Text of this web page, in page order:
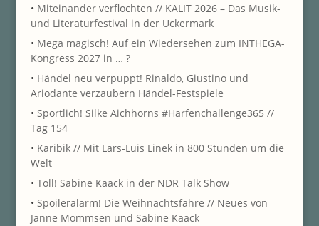
• Miteinander verflochten // KALIT 2026 – Das Musik-
und Literaturfestival in der Uckermark
• Mega magisch! Auf ein Wiedersehen zum INTHEGA-
Kongress 2027 in … ?
• Händel neu verpuppt! Rinaldo, Giustino und
Ariodante verzaubern Händel-Festspiele
• Sportlich! Silke Aichhorns #Harfenchallenge365 //
Tag 154
• Karibik // Mit Lars-Luis Linek in 800 Stunden um die
Welt
• Toll! Sabine Kaack in der NDR Talk Show
• Spoileralarm! Die Weihnachtsfähre // Neues von
Janne Mommsen und Sabine Kaack